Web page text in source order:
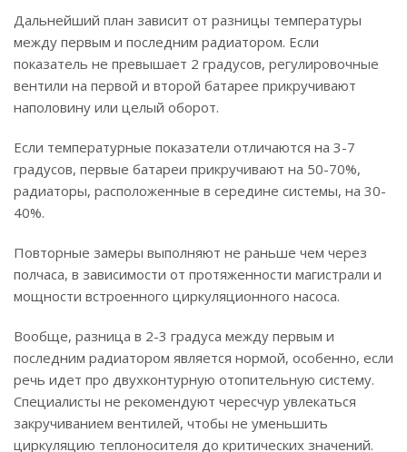
Дальнейший план зависит от разницы температуры
между первым и последним радиатором. Если
показатель не превышает 2 градусов, регулировочные
вентили на первой и второй батарее прикручивают
наполовину или целый оборот.
Если температурные показатели отличаются на 3-7
градусов, первые батареи прикручивают на 50-70%,
радиаторы, расположенные в середине системы, на 30-
40%.
Повторные замеры выполняют не раньше чем через
полчаса, в зависимости от протяженности магистрали и
мощности встроенного циркуляционного насоса.
Вообще, разница в 2-3 градуса между первым и
последним радиатором является нормой, особенно, если
речь идет про двухконтурную отопительную систему.
Специалисты не рекомендуют чересчур увлекаться
закручиванием вентилей, чтобы не уменьшить
циркуляцию теплоносителя до критических значений.